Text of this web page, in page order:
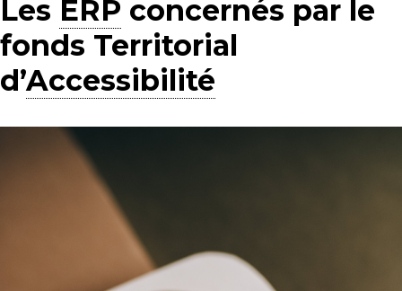
Les ERP concernés par le
fonds Territorial
d’Accessibilité